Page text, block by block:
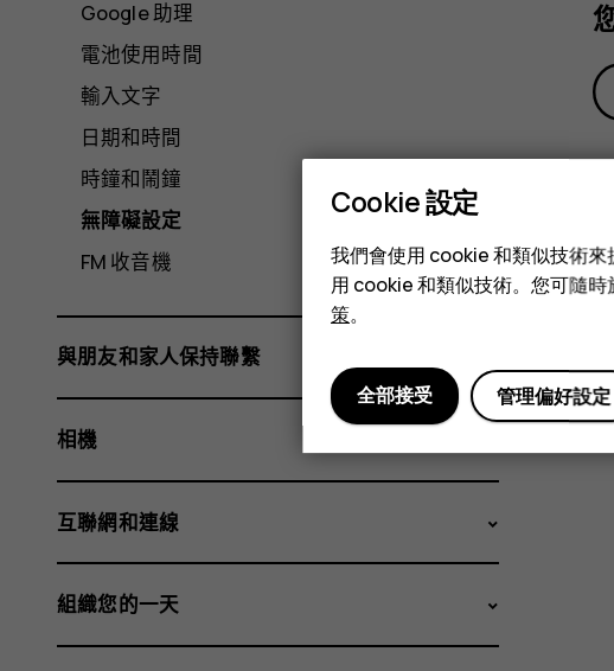
Google 助理
電池使用時間
輸入文字
日期和時間
時鐘和鬧鐘
無障礙設定
FM 收音機
與朋友和家人保持聯繫
相機
互聯網和連線
組織您的一天
Cookie 設定
我們會使用 cookie 和類似技術
用 cookie 和類似技術。您可隨
策。
管理偏好設定
全部接受